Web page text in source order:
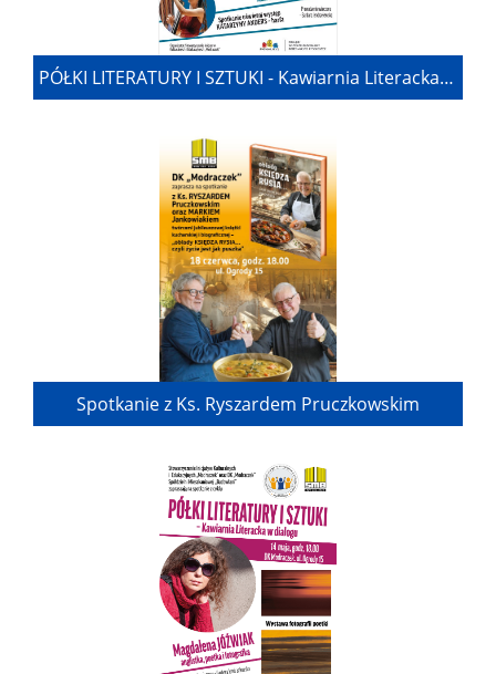
PÓŁKI LITERATURY I SZTUKI - Kawiarnia Literacka w dialogu
Spotkanie z Ks. Ryszardem Pruczkowskim